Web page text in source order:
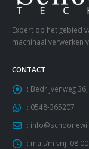
Expert op het gebied
machinaal verwerken
CONTACT
: Bedrijvenweg
: 0548-365207
:
: ma t/m vrij: